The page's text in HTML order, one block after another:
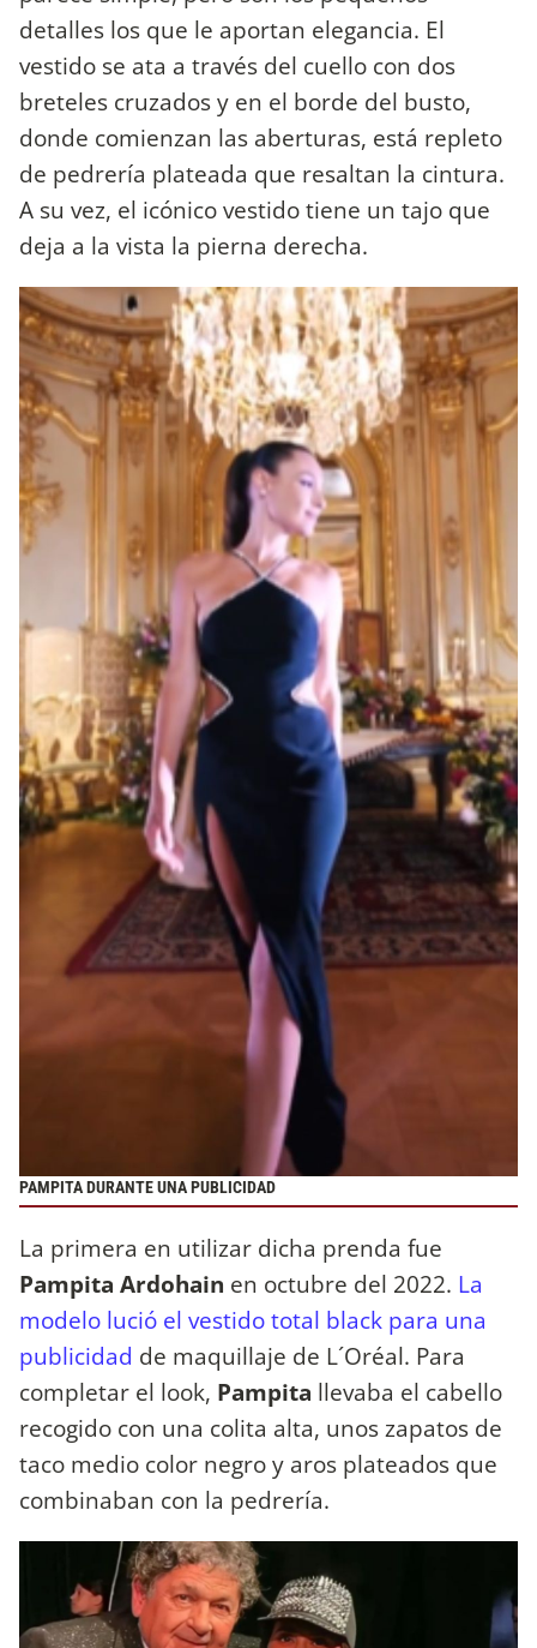
detalles los que le aportan elegancia. El
vestido se ata a través del cuello con dos
breteles cruzados y en el borde del busto,
donde comienzan las aberturas, está repleto
de pedrería plateada que resaltan la cintura.
A su vez, el icónico vestido tiene un tajo que
deja a la vista la pierna derecha.
PAMPITA DURANTE UNA PUBLICIDAD
La primera en utilizar dicha prenda fue
Pampita Ardohain en octubre del 2022. La
modelo lució el vestido total black para una
publicidad de maquillaje de L´Oréal. Para
completar el look, Pampita llevaba el cabello
recogido con una colita alta, unos zapatos de
taco medio color negro y aros plateados que
combinaban con la pedrería.